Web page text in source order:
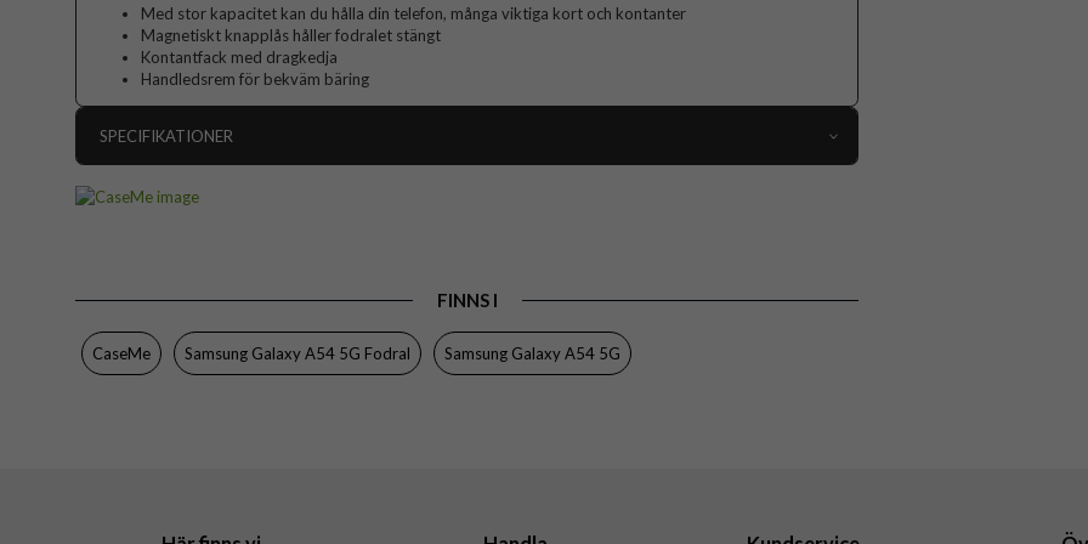
Med stor kapacitet kan du hålla din telefon, många viktiga kort och kontanter
Magnetiskt knapplås håller fodralet stängt
Kontantfack med dragkedja
Handledsrem för bekväm bäring
SPECIFIKATIONER
Egenskaper
Dragkedja, Kortfack, Löstagbart skal
Färg
Material
FINNS I
CaseMe Samsung Galaxy A54 5G Fodral Samsung Galaxy A54 5G